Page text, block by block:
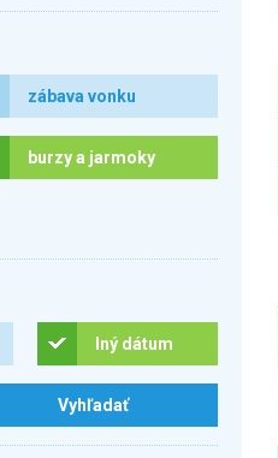
zábava vonku
burzy a jarmoky
Iný dátum